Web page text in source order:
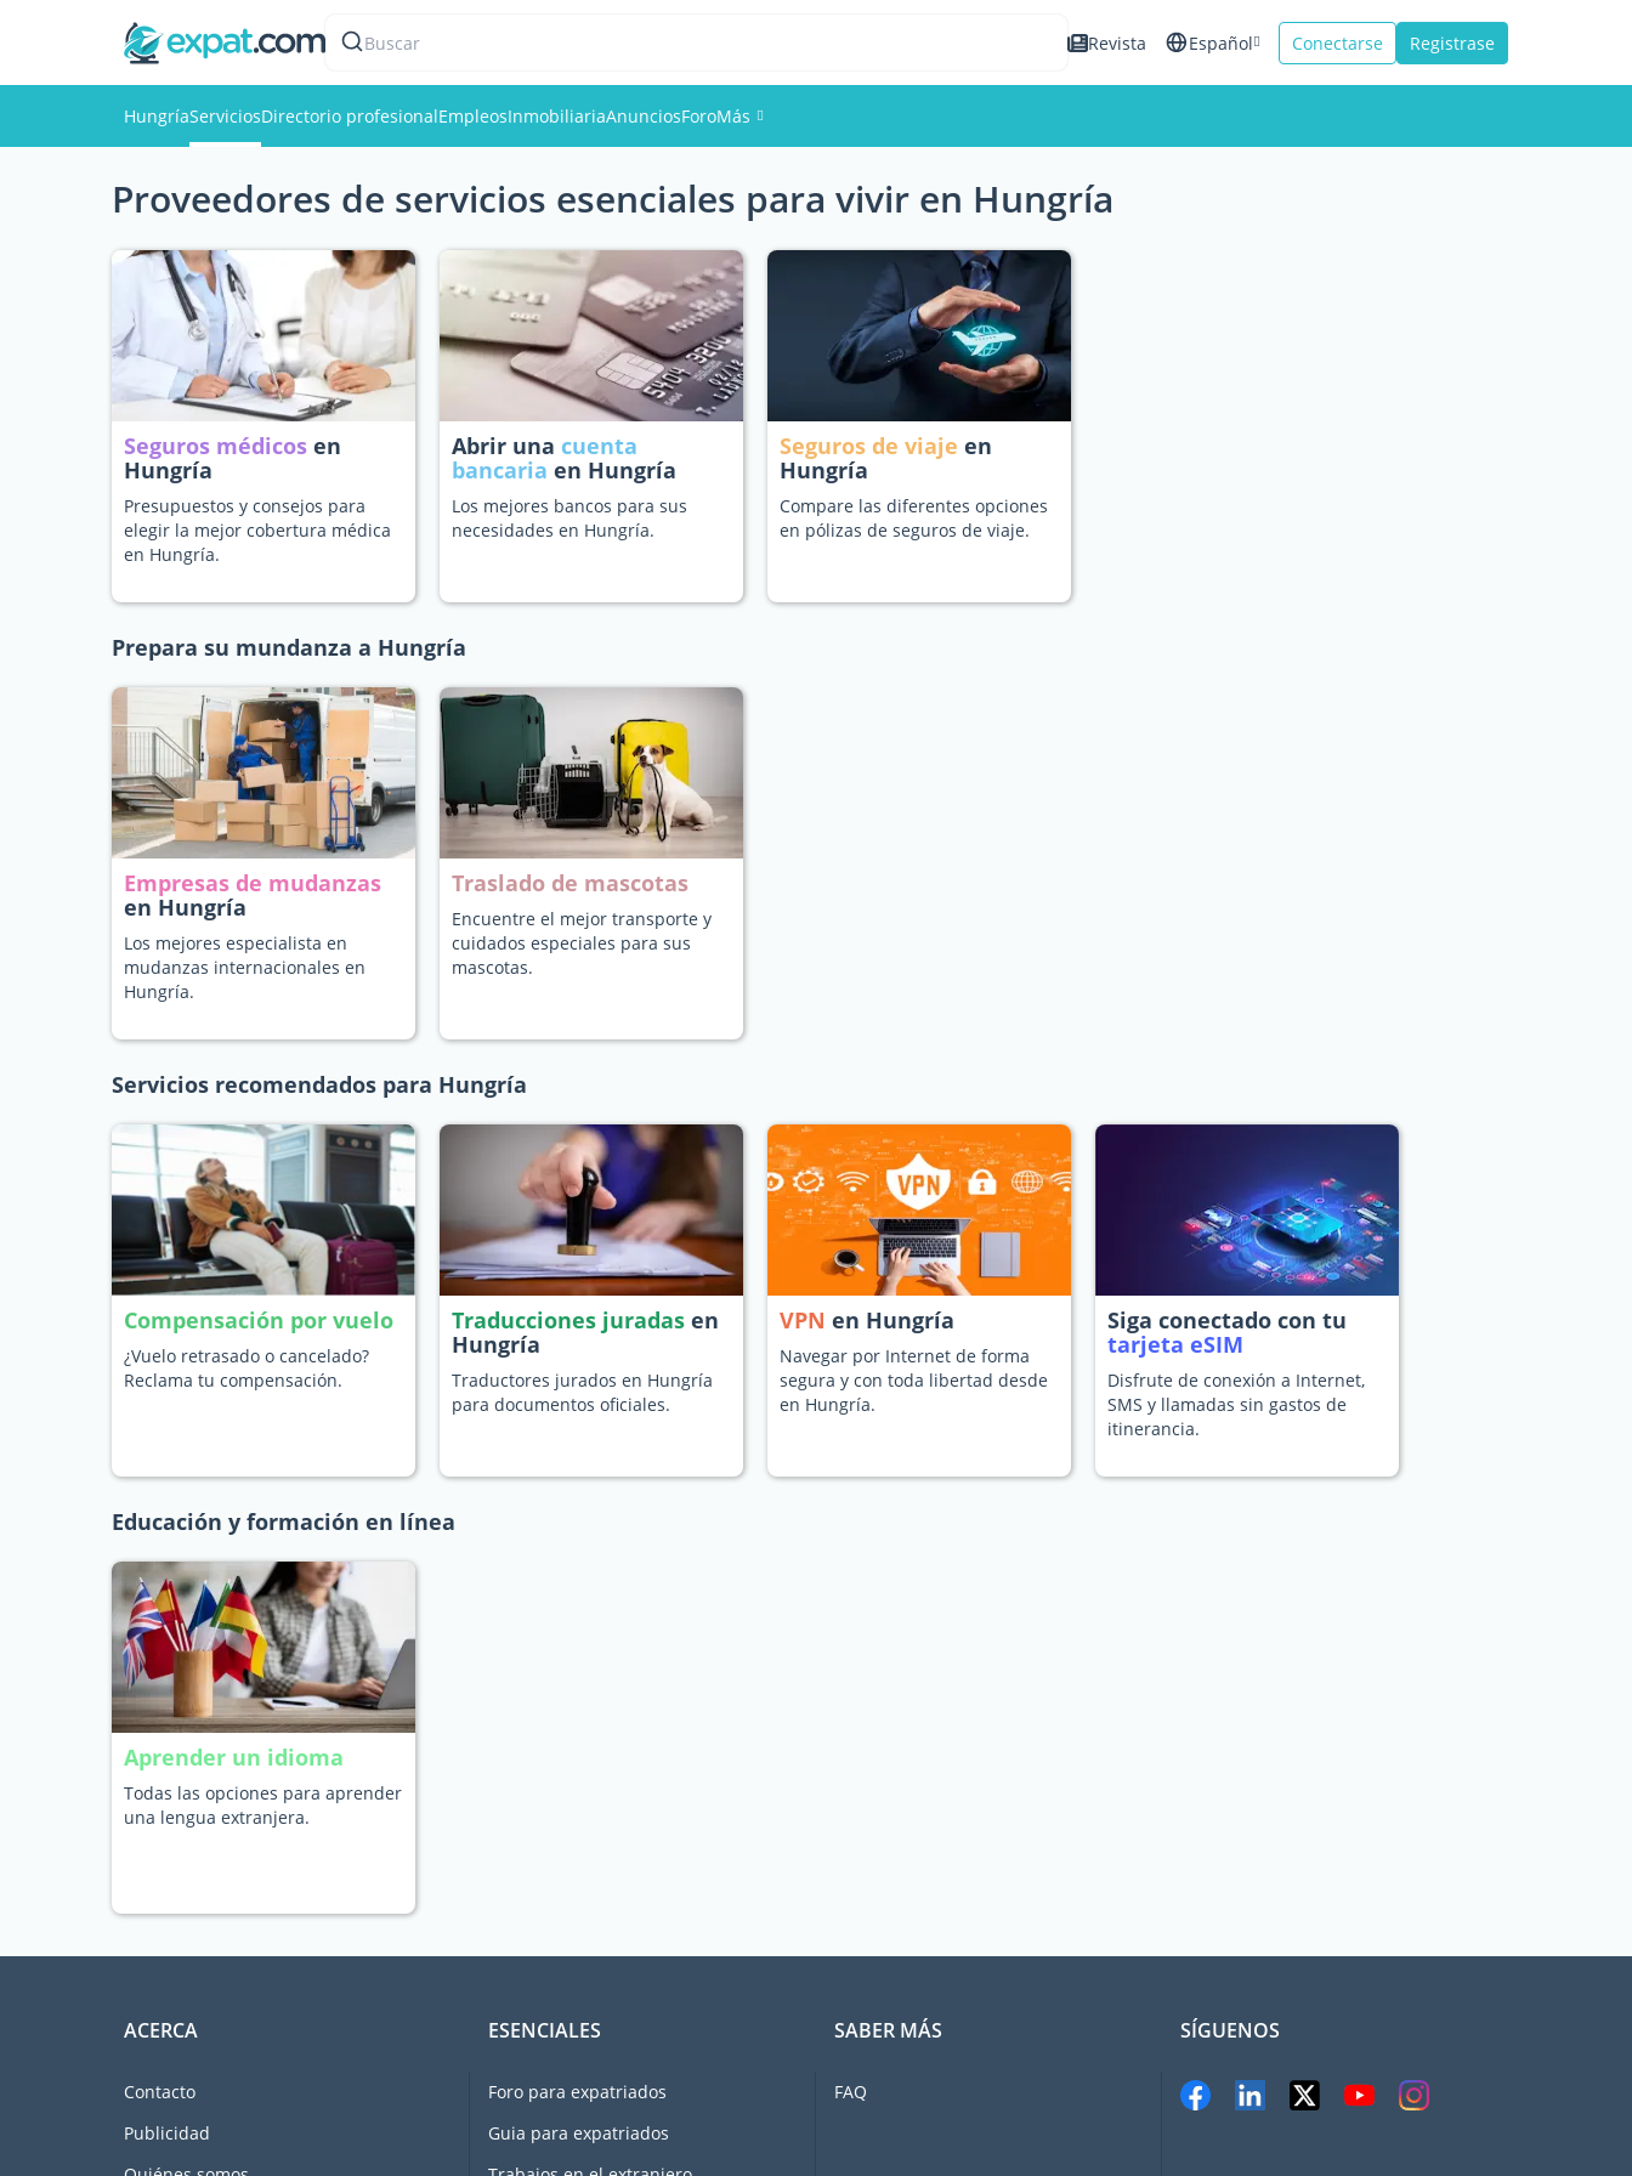
Buscar Revista Español Conectarse Registrase
HungríaServiciosDirectorio profesionalEmpleosInmobiliariaAnunciosForoMás
Eventos
Miembros
Fotos
Proveedores de servicios esenciales para vivir en Hungría
Seguros médicos en
Hungría
Presupuestos y consejos para
elegir la mejor cobertura médica
en Hungría.
Abrir una cuenta
bancaria en Hungría
Los mejores bancos para sus
necesidades en Hungría.
Seguros de viaje en
Hungría
Compare las diferentes opciones
en pólizas de seguros de viaje.
Prepara su mundanza a Hungría
Empresas de mudanzas
en Hungría
Los mejores especialista en
mudanzas internacionales en
Hungría.
Traslado de mascotas
Encuentre el mejor transporte y
cuidados especiales para sus
mascotas.
Servicios recomendados para Hungría
Compensación por vuelo
¿Vuelo retrasado o cancelado?
Reclama tu compensación.
Traducciones juradas en
Hungría
Traductores jurados en Hungría
para documentos oficiales.
VPN en Hungría
Navegar por Internet de forma
segura y con toda libertad desde
en Hungría.
Siga conectado con tu
tarjeta eSIM
Disfrute de conexión a Internet,
SMS y llamadas sin gastos de
itinerancia.
Educación y formación en línea
Aprender un idioma
Todas las opciones para aprender
una lengua extranjera.
ACERCA
Contacto
Publicidad
ESENCIALES
Foro para expatriados
Guia para expatriados
SABER MÁS
FAQ
SÍGUENOS